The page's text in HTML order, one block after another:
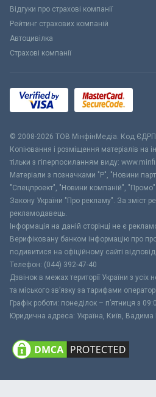
Відгуки про страхові компанії
Рейтинг страхових компаній
Автоцивілка
Страхові компанії
© 2008-2026 ТОВ МiнфiнМедiа. Код
Копіювання і розміщення матеріалів на
тільки з гіперпосиланням виду:
Матеріали з позначками "Р", "Новини
"Спецпроект", "Новини компаній",
Закону України "Про рекламу". За зміст
рекламодавець.
Інформація на даній сторінці не є
Верифіковану банком інформацію про
подивитися на офіційному сайті
Телефон: (044) 392-47-40
Дзвінок в межах території України з усіх
та міського зв’язку за тарифами
Графік роботи: понеділок – п’ятниця з
Юридична адреса: Україна, Київ, Вадима